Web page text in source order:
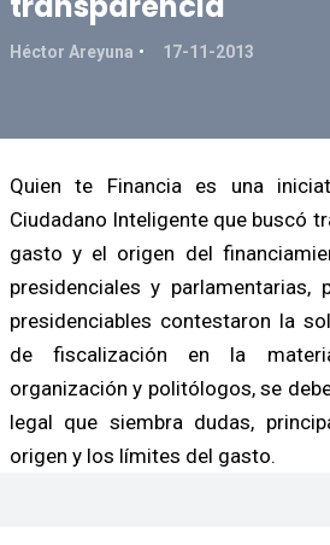
Héctor Areyuna 17-11-2013
Quien te Financia es una
Ciudadano Inteligente que buscó
gasto y el origen del
presidenciales y
presidenciables contestaron la
de fiscalización en la
organización y politólogos, se
legal que siembra dudas,
origen y los límites del gasto.